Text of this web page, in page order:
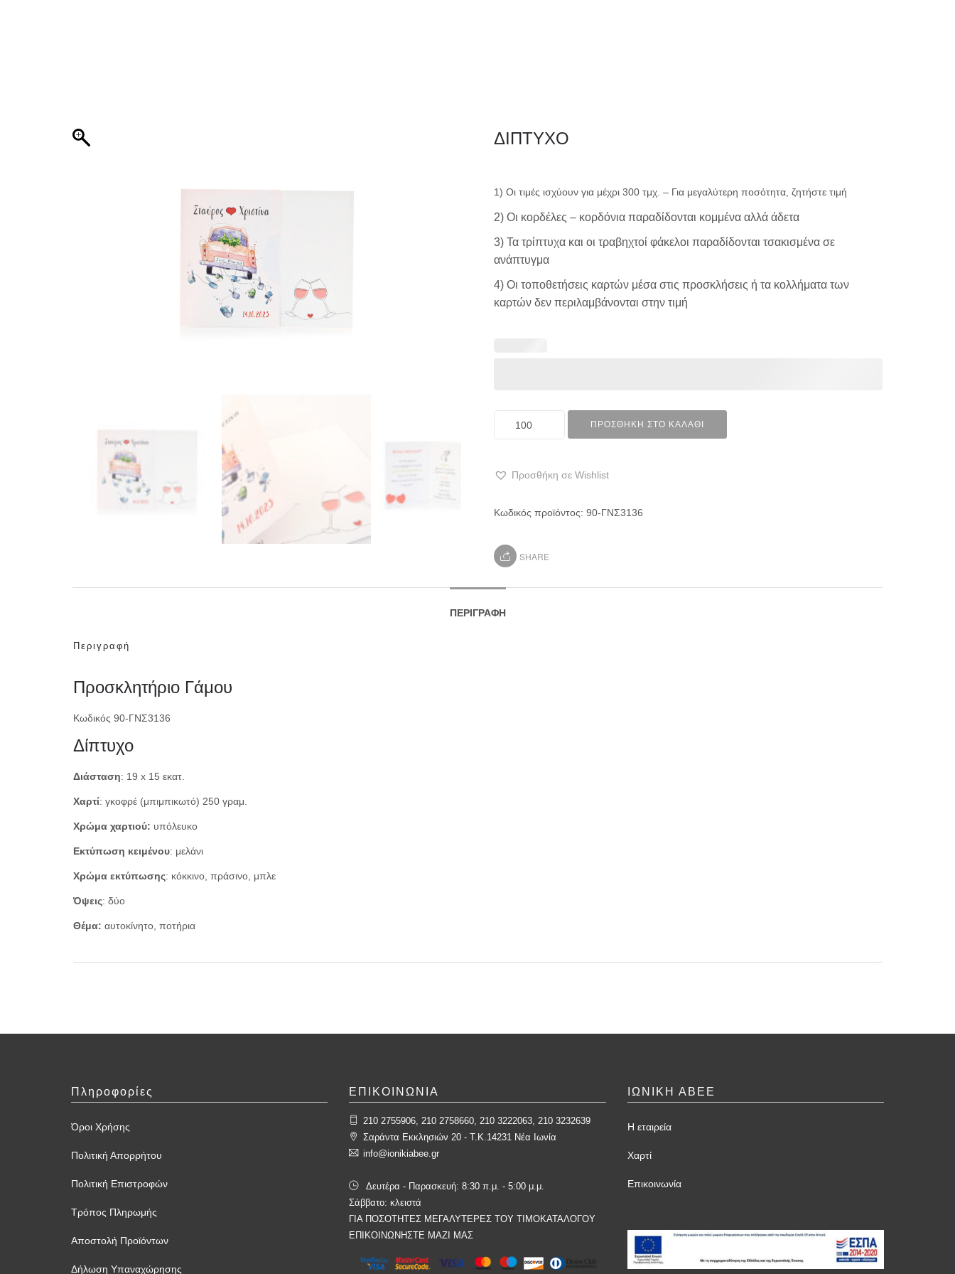
Εταιρειών/Τιμολογίων/
Ξενοδοχείων
ΔΙΠΤΥΧΟ
1) Οι τιμές ισχύουν για μέχρι 300 τμχ. – Για μεγαλύτερη ποσότητα, ζητήστε τιμή
2) Οι κορδέλες – κορδόνια παραδίδονται κομμένα αλλά άδετα
3) Τα τρίπτυχα και οι τραβηχτοί φάκελοι παραδίδονται τσακισμένα σε
ανάπτυγμα
4) Οι τοποθετήσεις καρτών μέσα στις προσκλήσεις ή τα κολλήματα των
καρτών δεν περιλαμβάνονται στην τιμή
ΠΡΟΣΘΉΚΗ ΣΤΟ ΚΑΛΆΘΙ
Προσθήκη σε Wishlist
Κωδικός προϊόντος: 90-ΓΝΣ3136
SHARE
ΠΕΡΙΓΡΑΦΉ
Περιγραφή
Προσκλητήριο Γάμου
Κωδικός 90-ΓΝΣ3136
Δίπτυχο
Διάσταση: 19 x 15 εκατ.
Χαρτί: γκοφρέ (μπιμπικωτό) 250 γραμ.
Χρώμα χαρτιού: υπόλευκο
Εκτύπωση κειμένου: μελάνι
Χρώμα εκτύπωσης: κόκκινο, πράσινο, μπλε
Όψεις: δύο
Θέμα: αυτοκίνητο, ποτήρια
Πληροφορίες
Όροι Χρήσης
Πολιτική Απορρήτου
Πολιτική Επιστροφών
Τρόπος Πληρωμής
Αποστολή Προϊόντων
Δήλωση Υπαναχώρησης
ΕΠΙΚΟΙΝΩΝΙΑ
210 2755906, 210 2758660, 210 3222063, 210 3232639
Σαράντα Εκκλησιών 20 - T.K.14231 Νέα Ιωνία
info@ionikiabee.gr
Δευτέρα - Παρασκευή: 8:30 π.μ. - 5:00 μ.μ.
Σάββατο: κλειστά
ΓΙΑ ΠΟΣΟΤΗΤΕΣ ΜΕΓΑΛΥΤΕΡΕΣ ΤΟΥ ΤΙΜΟΚΑΤΑΛΟΓΟΥ
ΕΠΙΚΟΙΝΩΝΗΣΤΕ ΜΑΖΙ ΜΑΣ
ΙΩΝΙΚΗ ΑΒΕΕ
Η εταιρεία
Χαρτί
Επικοινωνία